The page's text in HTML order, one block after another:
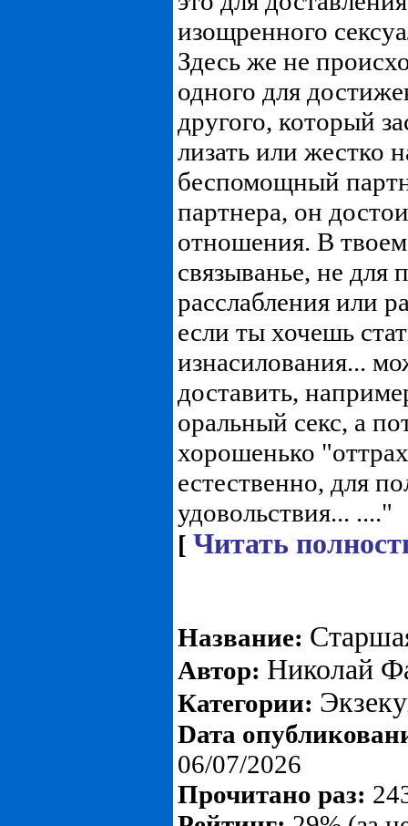
изощренного
Здесь же не
одного для
другого, который
лизать или жестко
беспомощный
партнера, он
отношения. В твоем
связыванье, не для
расслабления или
если ты хочешь
изнасилования...
доставить,
оральный секс, а
хорошенько
естественно, для
удовольствия... ...."
[ Читать
Название:
Автор: Николай
Категории:
Dата
06/07/2026
Прочитано раз: